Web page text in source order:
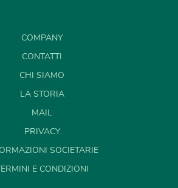
COMPANY
CONTATTI
CHI SIAMO
LA STORIA
MAIL
PRIVACY
SOCIETARIE
E CONDIZIONI